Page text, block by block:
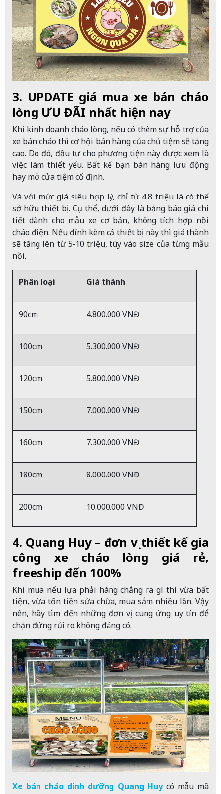
3. UPDATE giá mua xe bán cháo
lòng ƯU ĐÃI nhất hiện nay
Khi kinh doanh cháo lòng, nếu có thêm sự hỗ trợ của
xe bán cháo thì cơ hội bán hàng của chủ tiệm sẽ tăng
cao. Do đó, đầu tư cho phương tiện này được xem là
việc làm thiết yếu. Bất kể bạn bán hàng lưu động
hay mở cửa tiệm cố định.
Và với mức giá siêu hợp lý, chỉ từ 4,8 triệu là có thể
sở hữu thiết bị. Cụ thể, dưới đây là bảng báo giá chi
tiết dành cho mẫu xe cơ bản, không tích hợp nồi
cháo điện. Nếu đính kèm cả thiết bị này thì giá thành
sẽ tăng lên từ 5-10 triệu, tùy vào size của từng mẫu
nồi.
Phân loại Giá thành
90cm 4.800.000 VNĐ
100cm 5.300.000 VNĐ
120cm 5.800.000 VNĐ
150cm 7.000.000 VNĐ
160cm 7.300.000 VNĐ
180cm 8.000.000 VNĐ
200cm 10.000.000 VNĐ
4. Quang Huy – đơn vị thiết kế gia
công xe cháo lòng giá rẻ,
freeship đến 100%
Khi mua nếu lựa phải hàng chẳng ra gì thì vừa bất
tiện, vừa tốn tiền sửa chữa, mua sắm nhiều lần. Vậy
nên, hãy tìm đến những đơn vị cung ứng uy tín để
chặn đứng rủi ro không đáng có.
Xe bán cháo dinh dưỡng Quang Huycó mẫu mã